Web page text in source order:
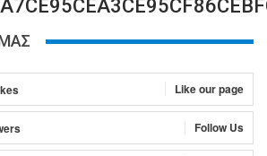
Like our page
Follow Us